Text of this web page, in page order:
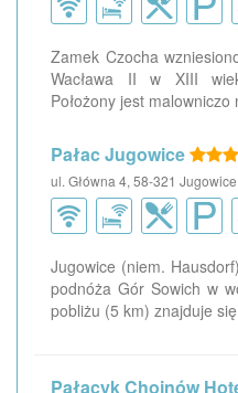
Zamek Czocha
Wacława II w XIII
Położony jest
Pałac Jugowice
ul. Główna 4, 58-321 Jugowice
Jugowice (niem.
podnóża Gór Sowich w
pobliżu (5 km) znajduje
Pałacyk Chojnów